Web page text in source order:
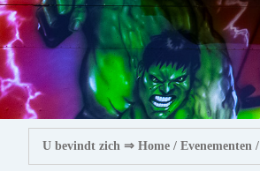
U bevindt zich ⇒ Home / Evenementen /